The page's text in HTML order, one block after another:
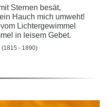
Sternen besät,
Hauch mich umweht!
Lichtergewimmel
in leisem Gebet.
(1815 - 1890)